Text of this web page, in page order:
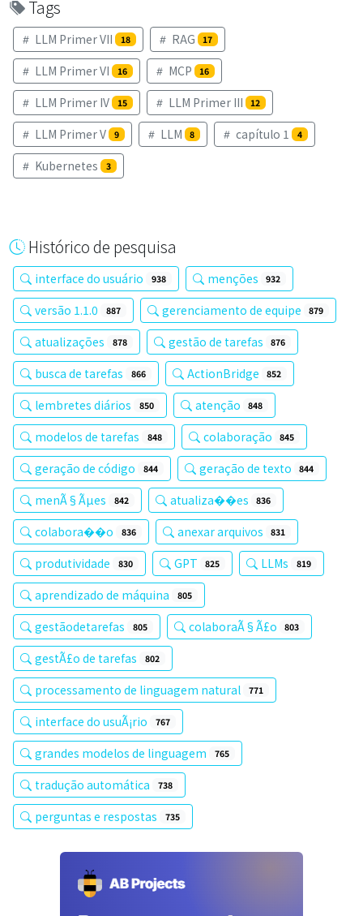
Tags
LLM Primer VII 18 RAG 17
LLM Primer VI 16 MCP 16
LLM Primer IV 15 LLM Primer III 12
LLM Primer V 9 LLM 8 capítulo 1 4
Kubernetes 3
Histórico de pesquisa
interface do usuário 938 menções 932
versão 1.1.0 887 gerenciamento de equipe 879
atualizações 878 gestão de tarefas 876
busca de tarefas 866 ActionBridge 852
lembretes diários 850 atenção 848
modelos de tarefas 848 colaboração 845
geração de código 844 geração de texto 844
menÃ§Ãµes 842 atualiza��es 836
colabora��o 836 anexar arquivos 831
produtividade 830 GPT 825 LLMs 819
aprendizado de máquina 805
gestãodetarefas 805 colaboraÃ§Ã£o 803
gestÃ£o de tarefas 802
processamento de linguagem natural 771
interface do usuÃ¡rio 767
grandes modelos de linguagem 765
tradução automática 738
perguntas e respostas 735